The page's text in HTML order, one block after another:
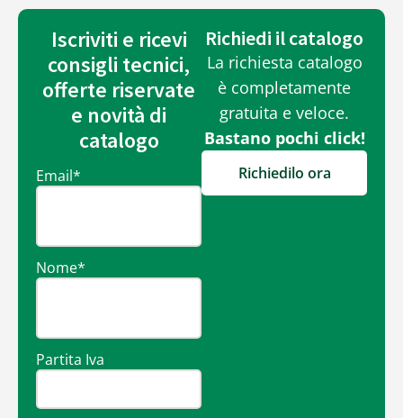
Iscriviti e ricevi
consigli tecnici,
offerte riservate
e novità di
catalogo
Email*
Nome*
Partita Iva
Richiedi il catalogo
La richiesta catalogo
è completamente
gratuita e veloce.
Bastano pochi click!
Richiedilo ora